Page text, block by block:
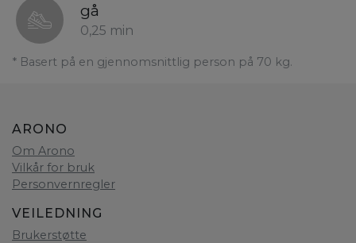
gå
0,25 min
* Basert på en gjennomsnittlig person på 70 kg.
ARONO
Om Arono
Vilkår for bruk
Personvernregler
VEILEDNING
Brukerstøtte